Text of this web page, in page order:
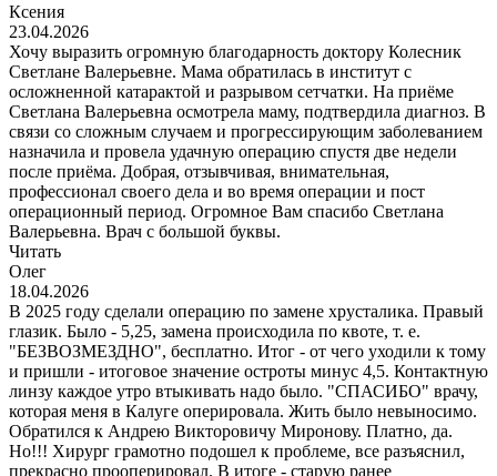
Ксения
23.04.2026
Хочу выразить огромную благодарность доктору Колесник
Светлане Валерьевне. Мама обратилась в институт с
осложненной катарактой и разрывом сетчатки. На приёме
Светлана Валерьевна осмотрела маму, подтвердила диагноз. В
связи со сложным случаем и прогрессирующим заболеванием
назначила и провела удачную операцию спустя две недели
после приёма. Добрая, отзывчивая, внимательная,
профессионал своего дела и во время операции и пост
операционный период. Огромное Вам спасибо Светлана
Валерьевна. Врач с большой буквы.
Читать
Олег
18.04.2026
В 2025 году сделали операцию по замене хрусталика. Правый
глазик. Было - 5,25, замена происходила по квоте, т. е.
"БЕЗВОЗМЕЗДНО", бесплатно. Итог - от чего уходили к тому
и пришли - итоговое значение остроты минус 4,5. Контактную
линзу каждое утро втыкивать надо было. "СПАСИБО" врачу,
которая меня в Калуге оперировала. Жить было невыносимо.
Обратился к Андрею Викторовичу Миронову. Платно, да.
Но!!! Хирург грамотно подошел к проблеме, все разъяснил,
прекрасно прооперировал. В итоге - старую ранее